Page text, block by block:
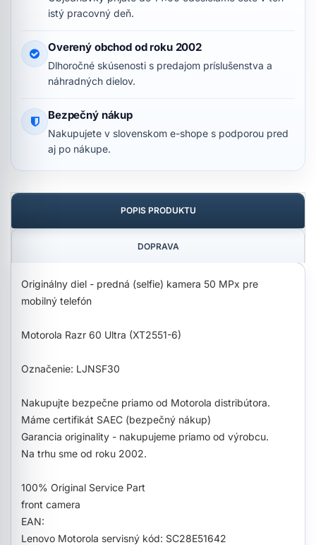
istý pracovný deň.
Overený obchod od roku 2002
Dlhoročné skúsenosti s predajom príslušenstva a
náhradných dielov.
Bezpečný nákup
Nakupujete v slovenskom e-shope s podporou pred
aj po nákupe.
POPIS PRODUKTU
DOPRAVA
Originálny diel - predná (selfie) kamera 50 MPx pre
mobilný telefón
Motorola Razr 60 Ultra (XT2551-6)
Označenie: LJNSF30
Nakupujte bezpečne priamo od Motorola distribútora.
Máme certifikát SAEC (bezpečný nákup)
Garancia originality - nakupujeme priamo od výrobcu.
Na trhu sme od roku 2002.
100% Original Service Part
front camera
EAN:
Lenovo Motorola servisný kód: SC28E51642